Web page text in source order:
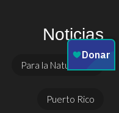
Noticias
Para la Naturaleza
Puerto Rico